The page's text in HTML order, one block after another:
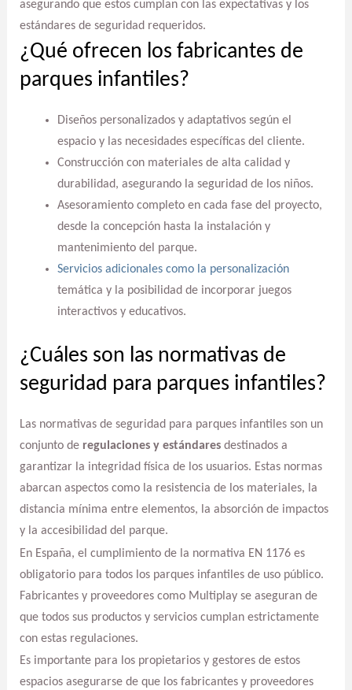
asegurando que estos cumplan con las expectativas y los
estándares de seguridad requeridos.
¿Qué ofrecen los fabricantes de
parques infantiles?
Diseños personalizados y adaptativos según el
espacio y las necesidades específicas del cliente.
Construcción con materiales de alta calidad y
durabilidad, asegurando la seguridad de los niños.
Asesoramiento completo en cada fase del proyecto,
desde la concepción hasta la instalación y
mantenimiento del parque.
Servicios adicionales como la personalización
temática y la posibilidad de incorporar juegos
interactivos y educativos.
¿Cuáles son las normativas de
seguridad para parques infantiles?
Las normativas de seguridad para parques infantiles son un
conjunto de regulaciones y estándaresdestinados a
garantizar la integridad física de los usuarios. Estas normas
abarcan aspectos como la resistencia de los materiales, la
distancia mínima entre elementos, la absorción de impactos
y la accesibilidad del parque.
En España, el cumplimiento de la normativa EN 1176 es
obligatorio para todos los parques infantiles de uso público.
Fabricantes y proveedores como Multiplay se aseguran de
que todos sus productos y servicios cumplan estrictamente
con estas regulaciones.
Es importante para los propietarios y gestores de estos
espacios asegurarse de que los fabricantes y proveedores